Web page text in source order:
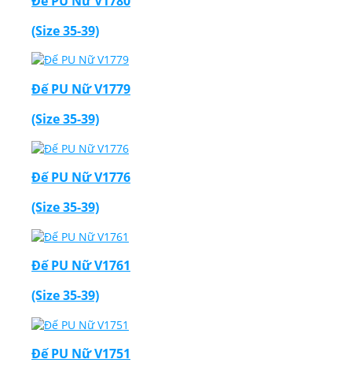
(Size 35-39)
Đế PU Nữ V1779
(Size 35-39)
Đế PU Nữ V1776
(Size 35-39)
Đế PU Nữ V1761
(Size 35-39)
Đế PU Nữ V1751